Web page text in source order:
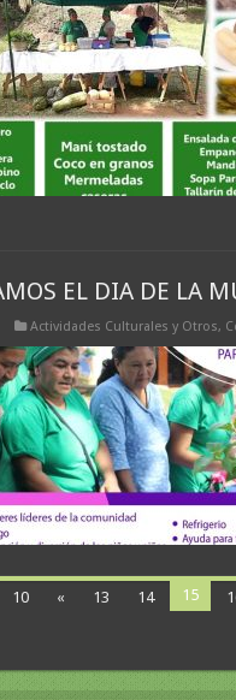
EL DIA DE LA
Actividades Culturales y Otros,
10 « 13 14 15